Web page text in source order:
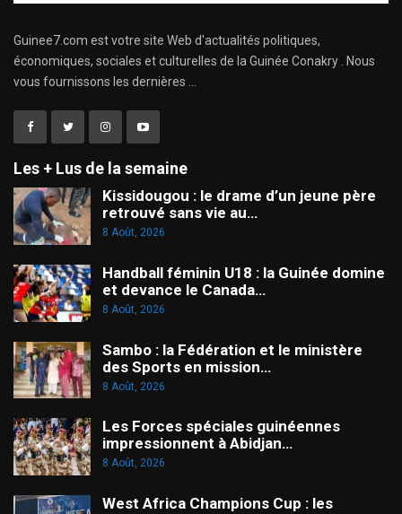
Guinee7.com est votre site Web d'actualités politiques,
économiques, sociales et culturelles de la Guinée Conakry . Nous
vous fournissons les dernières ...
Les + Lus de la semaine
Kissidougou : le drame d’un jeune père
retrouvé sans vie au…
8 Août, 2026
Handball féminin U18 : la Guinée domine
et devance le Canada…
8 Août, 2026
Sambo : la Fédération et le ministère
des Sports en mission…
8 Août, 2026
Les Forces spéciales guinéennes
impressionnent à Abidjan…
8 Août, 2026
West Africa Champions Cup : les